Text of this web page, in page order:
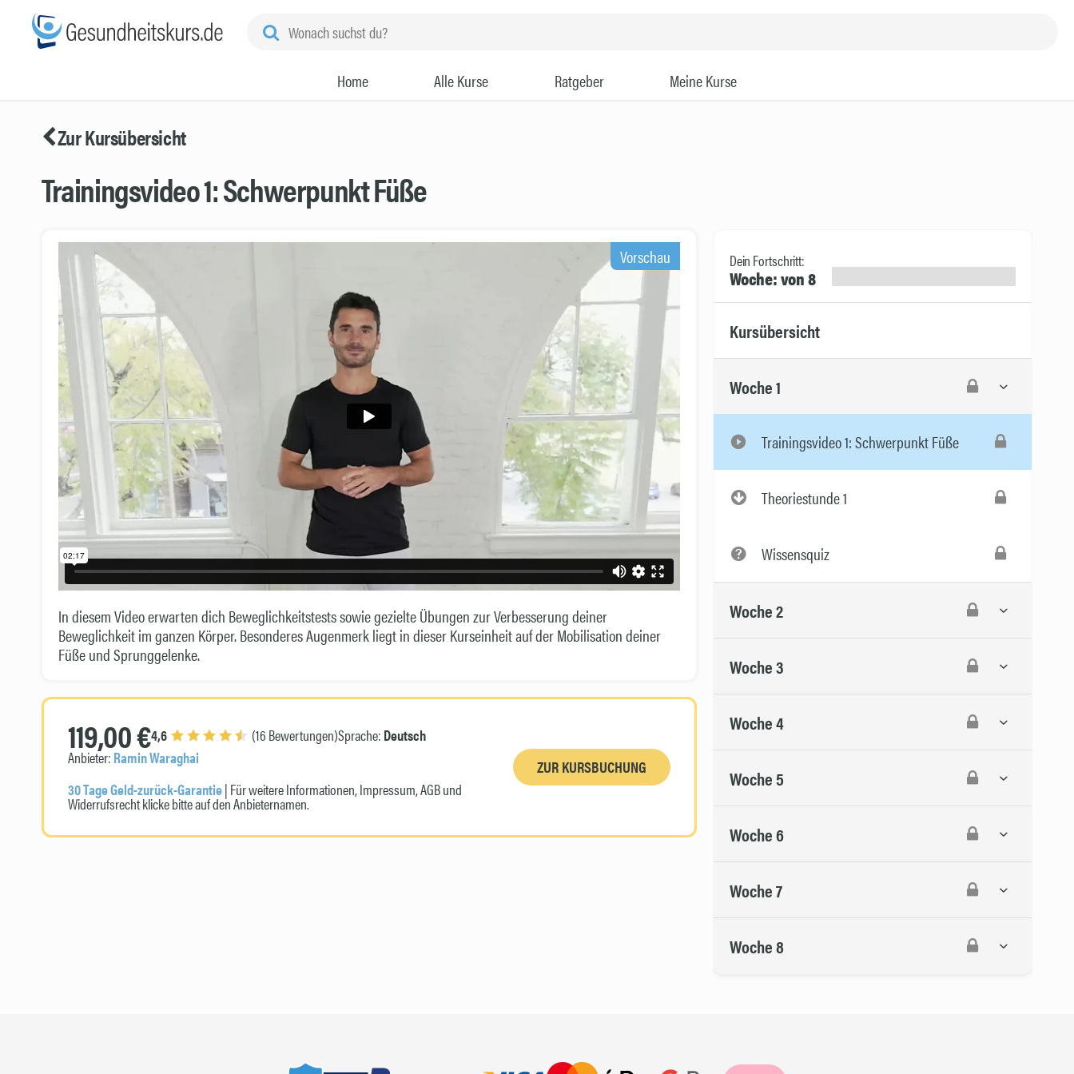
Home Alle Kurse Ratgeber Meine Kurse
Zur Kursübersicht
Trainingsvideo 1: Schwerpunkt Füße
Vorschau
In diesem Video erwarten dich Beweglichkeitstests sowie gezielte Übungen zur Verbesserung deiner
Beweglichkeit im ganzen Körper. Besonderes Augenmerk liegt in dieser Kurseinheit auf der Mobilisation deiner
Füße und Sprunggelenke.
119,00 €4,6 (16 Bewertungen)Sprache: Deutsch
Anbieter: Ramin Waraghai
30 Tage Geld-zurück-Garantie| Für weitere Informationen, Impressum, AGB und
Widerrufsrecht klicke bitte auf den Anbieternamen.
ZUR KURSBUCHUNG
Dein Fortschritt:
Woche: von 8
Kursübersicht
Woche 1
Trainingsvideo 1: Schwerpunkt Füße
Theoriestunde 1
Wissensquiz
Woche 2
Woche 3
Woche 4
Woche 5
Woche 6
Woche 7
Woche 8